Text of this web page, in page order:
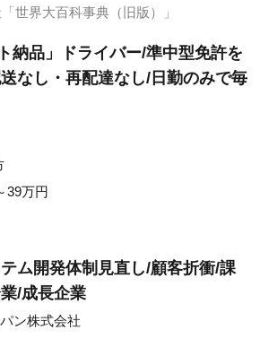
世界大百科事典（旧版）」
納品」ドライバー/準中型免許を
なし・再配達なし/日勤のみで毎
39万円
テム開発体制見直し/顧客折衝/課
/成長企業
ン株式会社